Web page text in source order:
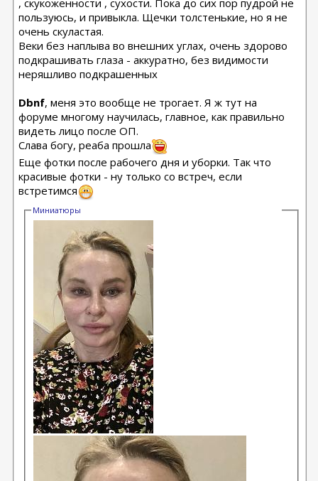
, скукоженности , сухости. Пока до сих пор пудрой не
пользуюсь, и привыкла. Щечки толстенькие, но я не
очень скуластая.
Веки без наплыва во внешних углах, очень здорово
подкрашивать глаза - аккуратно, без видимости
неряшливо подкрашенных
Dbnf, меня это вообще не трогает. Я ж тут на
форуме многому научилась, главное, как правильно
видеть лицо после ОП.
Слава богу, реаба прошла
Еще фотки после рабочего дня и уборки. Так что
красивые фотки - ну только со встреч, если
встретимся
Миниатюры